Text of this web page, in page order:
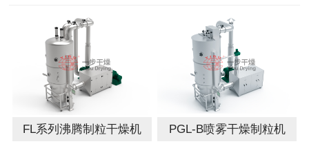
FL系列沸腾制粒干燥机 PGL-B喷雾干燥制粒机